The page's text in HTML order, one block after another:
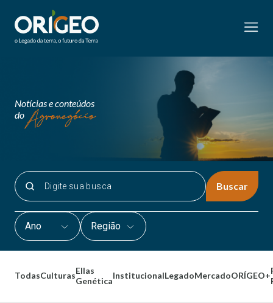
Notícias e conteúdos
do
Buscar
Ano Região
TodasCulturasEllas
GenéticaInstitucionalLegadoMercadoORÍGEO+